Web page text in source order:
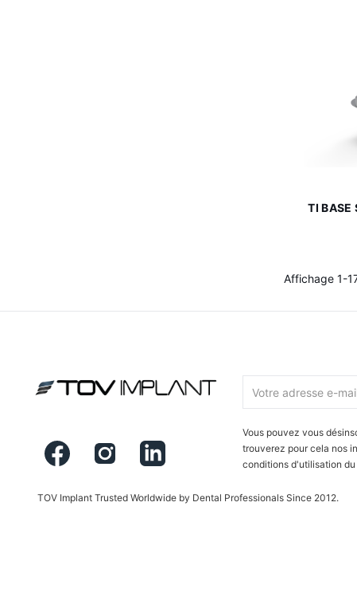
TI BASE
Affichage 1-
Vous pouvez vous
trouverez pour cela nos
conditions d'utilisation du
Instagram
TOV Implant Trusted Worldwide by Dental Professionals Since 2012.